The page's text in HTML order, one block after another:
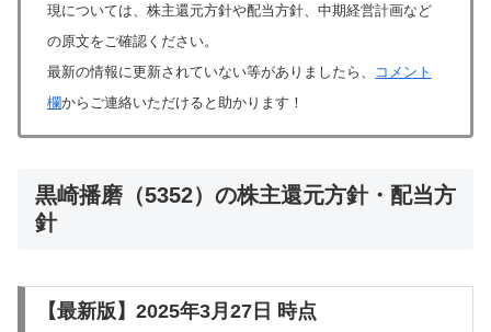
現については、株主還元方針や配当方針、中期経営計画など
の原文をご確認ください。
最新の情報に更新されていない等がありましたら、
コメント
欄からご連絡いただけると助かります！
黒崎播磨（5352）の株主還元方針・配当方
針
【最新版】2025年3月27日 時点